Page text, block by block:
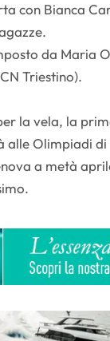
con Bianca
da Maria
Triestino).
la vela, la
alle Olimpiadi
a metà